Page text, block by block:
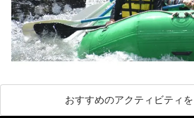
おすすめのアクティビティ